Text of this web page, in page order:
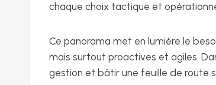
chaque choix tactique et
Ce panorama met en lumière le
mais surtout proactives et agiles.
gestion et bâtir une feuille de route